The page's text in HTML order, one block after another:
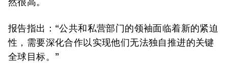
报告指出：“公共和私营部门的领袖面临着新的紧迫
性，需要深化合作以实现他们无法独自推进的关键
全球目标。”